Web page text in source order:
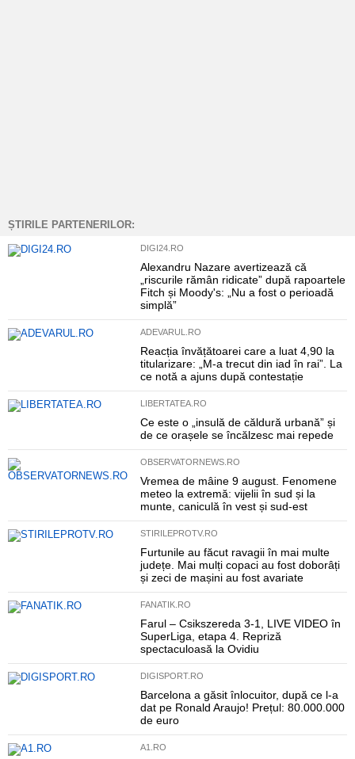
ȘTIRILE PARTENERILOR:
DIGI24.RO
Alexandru Nazare avertizează că
„riscurile rămân ridicate” după rapoartele
Fitch și Moody's: „Nu a fost o perioadă
simplă”
ADEVARUL.RO
Reacția învățătoarei care a luat 4,90 la
titularizare: „M-a trecut din iad în rai”. La
ce notă a ajuns după contestație
LIBERTATEA.RO
Ce este o „insulă de căldură urbană” și
de ce orașele se încălzesc mai repede
OBSERVATORNEWS.RO
Vremea de mâine 9 august. Fenomene
meteo la extremă: vijelii în sud și la
munte, caniculă în vest și sud-est
STIRILEPROTV.RO
Furtunile au făcut ravagii în mai multe
județe. Mai mulți copaci au fost doborâți
și zeci de mașini au fost avariate
FANATIK.RO
Farul – Csikszereda 3-1, LIVE VIDEO în
SuperLiga, etapa 4. Repriză
spectaculoasă la Ovidiu
DIGISPORT.RO
Barcelona a găsit înlocuitor, după ce l-a
dat pe Ronald Araujo! Prețul: 80.000.000
de euro
A1.RO